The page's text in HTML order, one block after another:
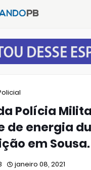
Polícia
de energia
em Sousa.
janeiro 08, 2021